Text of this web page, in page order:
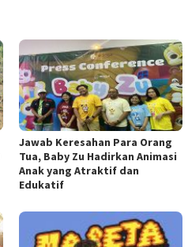
Jawab Keresahan Para Orang
Tua, Baby Zu Hadirkan Animasi
Anak yang Atraktif dan
Edukatif